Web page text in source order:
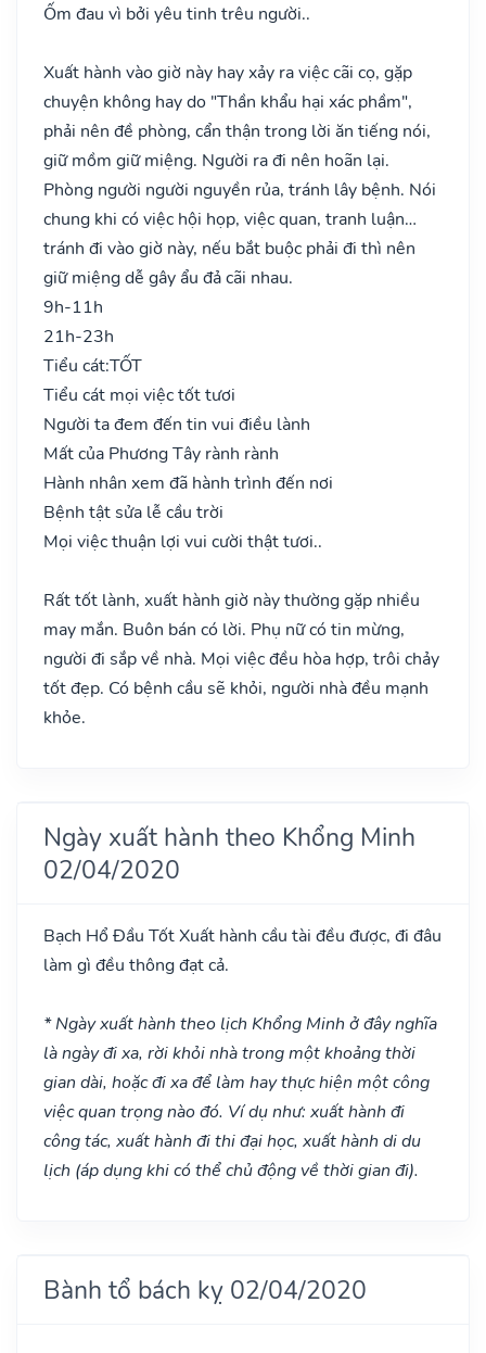
Ốm đau vì bởi yêu tinh trêu người..
Xuất hành vào giờ này hay xảy ra việc cãi cọ, gặp
chuyện không hay do "Thần khẩu hại xác phầm",
phải nên đề phòng, cẩn thận trong lời ăn tiếng nói,
giữ mồm giữ miệng. Người ra đi nên hoãn lại.
Phòng người người nguyền rủa, tránh lây bệnh. Nói
chung khi có việc hội họp, việc quan, tranh luận…
tránh đi vào giờ này, nếu bắt buộc phải đi thì nên
giữ miệng dễ gây ẩu đả cãi nhau.
9h-11h
21h-23h
Tiểu cát:TỐT
Tiểu cát mọi việc tốt tươi
Người ta đem đến tin vui điều lành
Mất của Phương Tây rành rành
Hành nhân xem đã hành trình đến nơi
Bệnh tật sửa lễ cầu trời
Mọi việc thuận lợi vui cười thật tươi..
Rất tốt lành, xuất hành giờ này thường gặp nhiều
may mắn. Buôn bán có lời. Phụ nữ có tin mừng,
người đi sắp về nhà. Mọi việc đều hòa hợp, trôi chảy
tốt đẹp. Có bệnh cầu sẽ khỏi, người nhà đều mạnh
khỏe.
Ngày xuất hành theo Khổng Minh
02/04/2020
Bạch Hổ Đầu TốtXuất hành cầu tài đều được, đi đâu
làm gì đều thông đạt cả.
* Ngày xuất hành theo lịch Khổng Minh ở đây nghĩa
là ngày đi xa, rời khỏi nhà trong một khoảng thời
gian dài, hoặc đi xa để làm hay thực hiện một công
việc quan trọng nào đó. Ví dụ như: xuất hành đi
công tác, xuất hành đi thi đại học, xuất hành di du
lịch (áp dụng khi có thể chủ động về thời gian đi).
Bành tổ bách kỵ 02/04/2020